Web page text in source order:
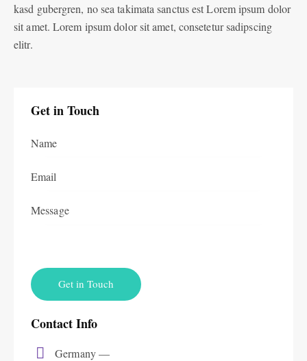
kasd gubergren, no sea takimata sanctus est Lorem ipsum dolor
sit amet. Lorem ipsum dolor sit amet, consetetur sadipscing
elitr.
Get in Touch
Contact Info
Germany —